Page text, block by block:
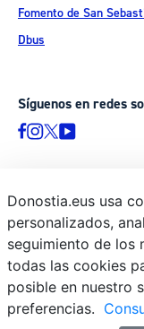
Fomento de San
Dbus
Síguenos en redes
© Donostiako Udala -
Ijentea 1, 20003
Aviso legal
Política de privacidad
Política de cookies
Donostia.eus usa
personalizados,
seguimiento de los
todas las cookies
posible en nuestro
preferencias.